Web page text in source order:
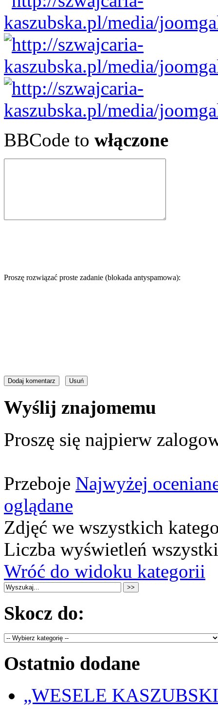
BBCode to włączone
Proszę rozwiązać proste zadanie (blokada antyspamowa):
Wyślij znajomemu
Proszę się najpierw
Przeboje Najwyżej
oglądane
Zdjęć we wszystkich
Liczba wyświetleń
Wróć do widoku kategorii
Skocz do:
Ostatnio dodane
„WESELE